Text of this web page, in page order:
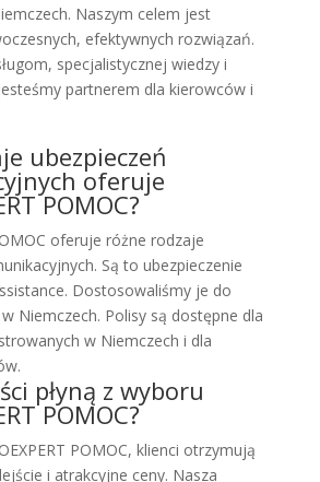
Naszym celem jest
efektywnych rozwiązań.
specjalistycznej wiedzy i
partnerem dla kierowców i
ubezpieczeń
oferuje
POMOC?
oferuje różne rodzaje
Są to ubezpieczenie
Dostosowaliśmy je do
Niemczech. Polisy są dostępne dla
w Niemczech i dla
płyną z wyboru
POMOC?
POMOC, klienci otrzymują
i atrakcyjne ceny. Nasza